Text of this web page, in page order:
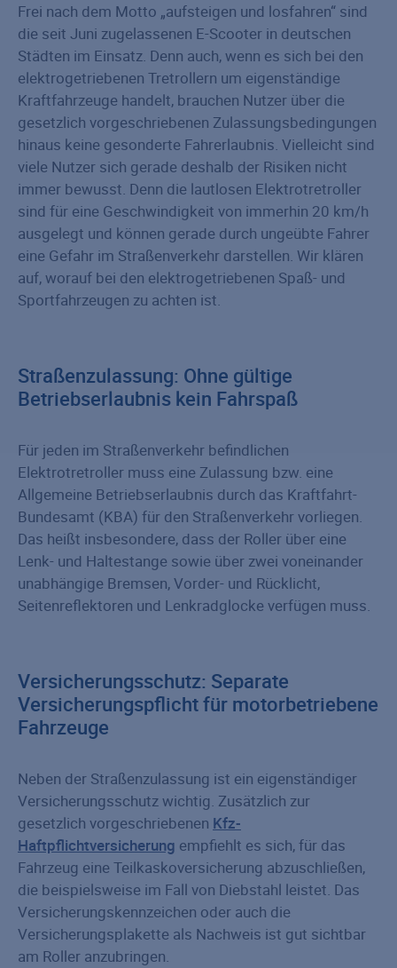
Frei nach dem Motto „aufsteigen und losfahren“ sind
die seit Juni zugelassenen E-Scooter in deutschen
Städten im Einsatz. Denn auch, wenn es sich bei den
elektrogetriebenen Tretrollern um eigenständige
Kraftfahrzeuge handelt, brauchen Nutzer über die
gesetzlich vorgeschriebenen Zulassungsbedingungen
hinaus keine gesonderte Fahrerlaubnis. Vielleicht sind
viele Nutzer sich gerade deshalb der Risiken nicht
immer bewusst. Denn die lautlosen Elektrotretroller
sind für eine Geschwindigkeit von immerhin 20 km/h
ausgelegt und können gerade durch ungeübte Fahrer
eine Gefahr im Straßenverkehr darstellen. Wir klären
auf, worauf bei den elektrogetriebenen Spaß- und
Sportfahrzeugen zu achten ist.
Straßenzulassung: Ohne gültige
Betriebserlaubnis kein Fahrspaß
Für jeden im Straßenverkehr befindlichen
Elektrotretroller muss eine Zulassung bzw. eine
Allgemeine Betriebserlaubnis durch das Kraftfahrt-
Bundesamt (KBA) für den Straßenverkehr vorliegen.
Das heißt insbesondere, dass der Roller über eine
Lenk- und Haltestange sowie über zwei voneinander
unabhängige Bremsen, Vorder- und Rücklicht,
Seitenreflektoren und Lenkradglocke verfügen muss.
Versicherungsschutz: Separate
Versicherungspflicht für motorbetriebene
Fahrzeuge
Neben der Straßenzulassung ist ein eigenständiger
Versicherungsschutz wichtig. Zusätzlich zur
gesetzlich vorgeschriebenen Kfz-
Haftpflichtversicherung empfiehlt es sich, für das
Fahrzeug eine Teilkaskoversicherung abzuschließen,
die beispielsweise im Fall von Diebstahl leistet. Das
Versicherungskennzeichen oder auch die
Versicherungsplakette als Nachweis ist gut sichtbar
am Roller anzubringen.